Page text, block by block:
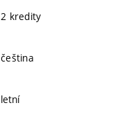
2 kredity
čeština
letní